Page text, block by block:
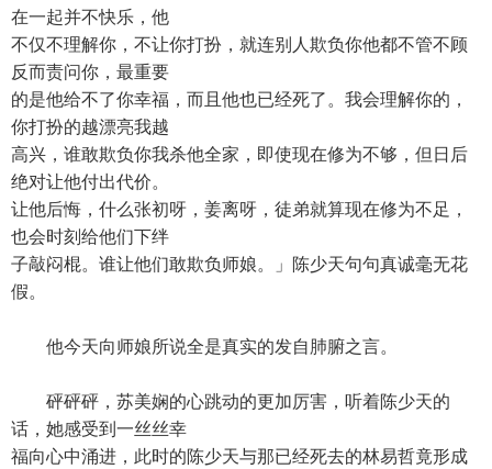
在一起并不快乐，他
不仅不理解你，不让你打扮，就连别人欺负你他都不管不顾
反而责问你，最重要
的是他给不了你幸福，而且他也已经死了。我会理解你的，
你打扮的越漂亮我越
高兴，谁敢欺负你我杀他全家，即使现在修为不够，但日后
绝对让他付出代价。
让他后悔，什么张初呀，姜离呀，徒弟就算现在修为不足，
也会时刻给他们下绊
子敲闷棍。谁让他们敢欺负师娘。」陈少天句句真诚毫无花
假。
他今天向师娘所说全是真实的发自肺腑之言。
砰砰砰，苏美娴的心跳动的更加厉害，听着陈少天的
话，她感受到一丝丝幸
福向心中涌进，此时的陈少天与那已经死去的林易哲竟形成